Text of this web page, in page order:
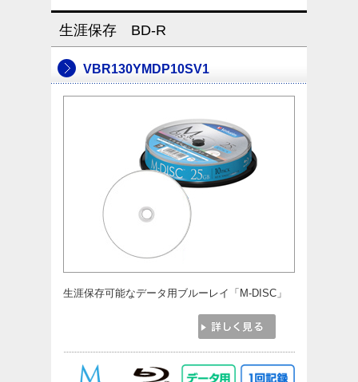
生涯保存 BD-R
VBR130YMDP10SV1
生涯保存可能なデータ用ブルーレイ「M-DISC」